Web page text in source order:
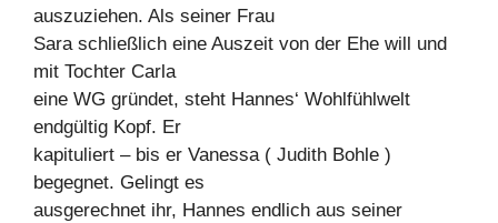
auszuziehen. Als seiner Frau
Sara schließlich eine Auszeit von der Ehe will und
mit Tochter Carla
eine WG gründet, steht Hannes‘ Wohlfühlwelt
endgültig Kopf. Er
kapituliert – bis er Vanessa ( Judith Bohle )
begegnet. Gelingt es
ausgerechnet ihr, Hannes endlich aus seiner